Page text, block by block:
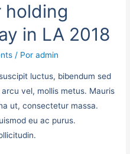
holding
in LA 2018
/ Poradmin
luctus, bibendum sed
vel, mollis metus. Mauris
ut, consectetur massa.
eu ac purus.